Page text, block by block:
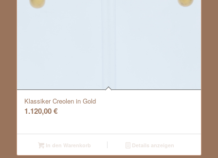
Klassiker Creolen in Gold
1.120,00€
In den Warenkorb Details anzeigen